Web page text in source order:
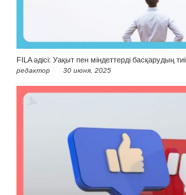
FILA әдісі: Уақыт пен міндеттерді басқарудың
редактор 30 июня, 2025